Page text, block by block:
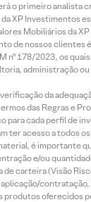
o primeiro analista
da XP Investimentos
Mobiliários da
de nossos clientes
nº 178/2023, os
administração
verificação da
das Regras e
para cada perfil de
ter acesso a todos
é importante
e/ou
de carteira (Visão
aplicação/
produtos oferecidos